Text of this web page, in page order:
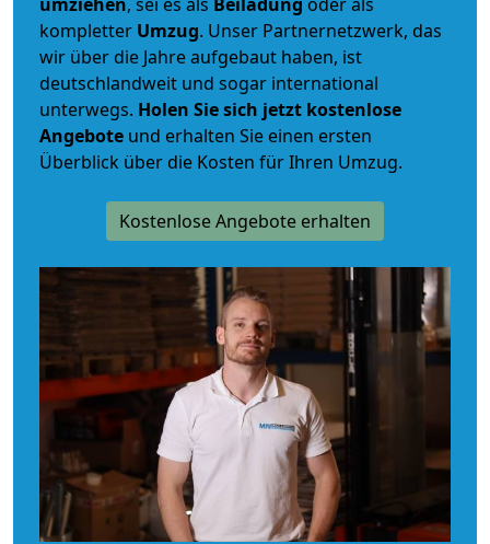
kompletter Umzug. Unser Partnernetzwerk, das
wir über die Jahre aufgebaut haben, ist
deutschlandweit und sogar international
unterwegs. Holen Sie sich jetzt kostenlose
Angebote und erhalten Sie einen ersten
Überblick über die Kosten für Ihren Umzug.
Kostenlose Angebote erhalten